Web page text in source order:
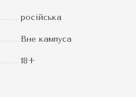
російська
Вне кампуса
18+